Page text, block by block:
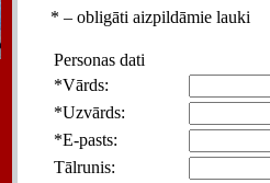
* – obligāti aizpildāmie lauki
Personas dati
*Vārds:
*Uzvārds:
*E-pasts:
Tālrunis: